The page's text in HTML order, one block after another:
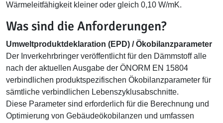
Wärmeleitfähigkeit kleiner oder gleich 0,10 W/mK.
Was sind die Anforderungen?
Umweltproduktdeklaration (EPD) / Ökobilanzparameter
Der Inverkehrbringer veröffentlicht für den Dämmstoff alle
nach der aktuellen Ausgabe der ÖNORM EN 15804
verbindlichen produktspezifischen Ökobilanzparameter für
sämtliche verbindlichen Lebenszyklusabschnitte.
Diese Parameter sind erforderlich für die Berechnung und
Optimierung von Gebäudeökobilanzen und umfassen